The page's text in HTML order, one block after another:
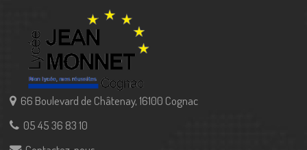
66 Boulevard de Châtenay, 16100 Cognac
05 45 36 83 10